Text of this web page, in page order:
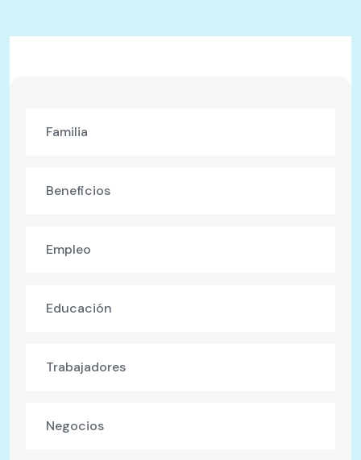
Familia
Beneficios
Empleo
Educación
Trabajadores
Negocios